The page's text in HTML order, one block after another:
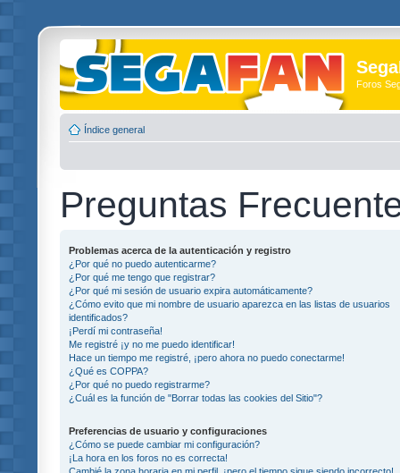
Foros
Índice general
Preguntas
Problemas acerca de la autenticación y registro
¿Por qué no puedo autenticarme?
¿Por qué me tengo que registrar?
¿Por qué mi sesión de usuario expira automáticamente?
¿Cómo evito que mi nombre de usuario aparezca en las listas de usuarios
identificados?
¡Perdí mi contraseña!
Me registré ¡y no me puedo identificar!
Hace un tiempo me registré, ¡pero ahora no puedo conectarme!
¿Qué es COPPA?
¿Por qué no puedo registrarme?
¿Cuál es la función de "Borrar todas las cookies del Sitio"?
Preferencias de usuario y configuraciones
¿Cómo se puede cambiar mi configuración?
¡La hora en los foros no es correcta!
Cambié la zona horaria en mi perfil, ¡pero el tiempo sigue siendo incorrecto!